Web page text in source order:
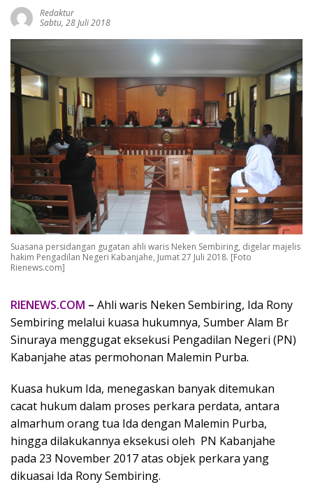
Redaktur
Sabtu, 28 Juli 2018
Suasana persidangan gugatan ahli waris Neken Sembiring, digelar majelis
hakim Pengadilan Negeri Kabanjahe, Jumat 27 Juli 2018. [Foto
Rienews.com]
RIENEWS.COM – Ahli waris Neken Sembiring, Ida Rony
Sembiring melalui kuasa hukumnya, Sumber Alam Br
Sinuraya menggugat eksekusi Pengadilan Negeri (PN)
Kabanjahe atas permohonan Malemin Purba.
Kuasa hukum Ida, menegaskan banyak ditemukan
cacat hukum dalam proses perkara perdata, antara
almarhum orang tua Ida dengan Malemin Purba,
hingga dilakukannya eksekusi oleh PN Kabanjahe
pada 23 November 2017 atas objek perkara yang
dikuasai Ida Rony Sembiring.